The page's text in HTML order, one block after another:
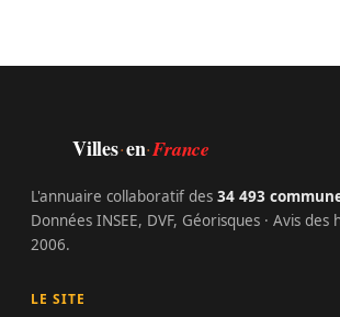
Villes·en·France
L'annuaire collaboratif des 34 493
Données INSEE, DVF, Géorisques · Avis
2006.
LE SITE